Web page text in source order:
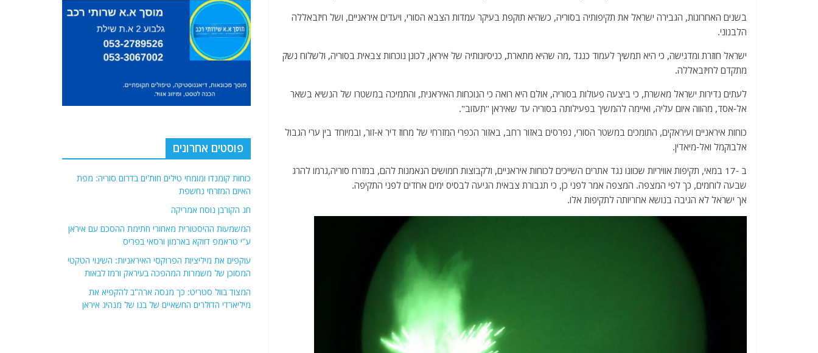
בשנים האחרונות, הגבירה ישראל את תקיפותיה בסוריה, כשהיא תוקפת בעיקר עמדות הצבא הסורי, ויעדים איראניים, ושל חיזבאללה
הלבנוני.
ישראל חוזרת ומדגישה, כי היא תמשיך לעמוד כנגד ,מה שהיא מתארת, כניסיונותיה של איראן, לכונן נוכחות צבאית בסוריה, ולשלוח נשק
מתקדם לחיזבאללה.
לעתים נדירות ישראל מאשרת, כי ביצעה פעולות בסוריה, אולם היא רואה כי הנוכחות האיראנית, והתמיכה במשטרו של הנשיא בשאר
אל-אסד, מהווה איום עליה, ואיימה להמשיך בפעילותה בסוריה עד שאיראן "תעזוב".
כוחות איראניים ועיראקים, התומכים במשטר הסורי, נפרסים באזור רחב, באזור הכפרי המזרחי של מחוז דיר א-זור, ובמיוחד בין ערי הגבול
אלבוקמל ואל-מיאדין.
ב -17 במאי, תקיפות אוויריות שכוונו נגד אתרים השייכים לכוחות איראניים, ולקבוצות חמושים הנאמנות להם, במזרח סוריה,גרמו להרג
שבעה לוחמים, כך לפי המצפה. המצפה אמר לפני כן, כי תגבורת צבאית הגיעה לבסיס ימים אחדים לפני התקיפה.
אך ישראל לא הגיבה בנושא אחריותה לתקיפות אלו.
פוסטים אחרונים
כוחות קומנדו ומומחי טילים חות'ים בדרום סוריה: מפת
האיום המזרחי נחשפת
חג הקורבן נוסח אמריקה
המשמעות ההיסטורית מאחורי חתימת ההסכם עם איראן
ע"י טראמפ דווקא בארמון ורסאי בפריס
עוקפים את מיליציות הפרוקסי האיראניות: השינוי הטקטי
המסוכן של משמרות המהפכה בעיראק ורמז לבאות
המצוד בוול סטריט: כך מנסה ארה"ב להקפיא את
מיליארדי הדולרים החשאיים של בנו של מנהיג איראן